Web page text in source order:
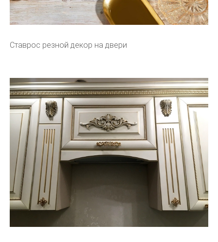
Ставрос резной декор на двери